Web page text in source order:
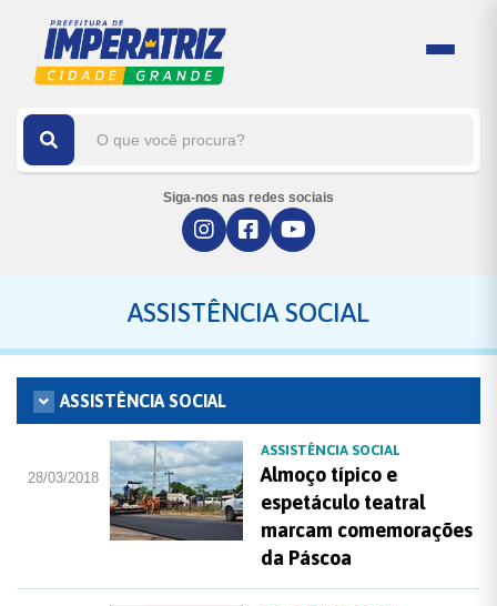
Siga-nos nas redes sociais
ASSISTÊNCIA SOCIAL
ASSISTÊNCIA SOCIAL
28/03/2018
ASSISTÊNCIA SOCIAL
Almoço típico e
espetáculo teatral
marcam comemorações
da Páscoa